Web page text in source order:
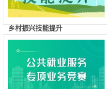
乡村振兴技能提升